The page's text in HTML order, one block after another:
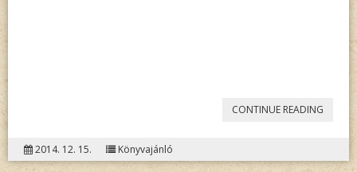
CONTINUE READING
2014. 12. 15. Könyvajánló